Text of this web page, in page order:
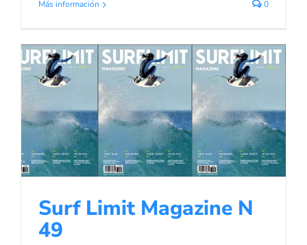
Más información 0
Surf Limit Magazine N 49
Noticias de Surf
Surf Limit Magazine N
49